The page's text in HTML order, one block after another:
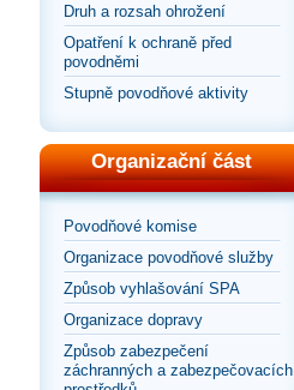
Druh a rozsah ohrožení
Opatření k ochraně před
povodněmi
Stupně povodňové aktivity
Organizační část
Povodňové komise
Organizace povodňové služby
Způsob vyhlašování SPA
Organizace dopravy
Způsob zabezpečení
záchranných a zabezpečovacích